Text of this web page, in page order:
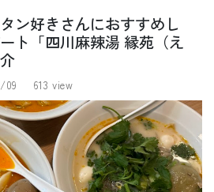
ン好きさんにおすすめし
ト「四川麻辣湯 縁苑（え
09 613 view